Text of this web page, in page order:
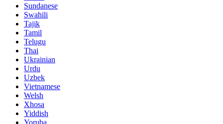
Sundanese
Swahili
Tajik
Tamil
Telugu
Thai
Ukrainian
Urdu
Uzbek
Vietnamese
Welsh
Xhosa
Yiddish
Yoruba